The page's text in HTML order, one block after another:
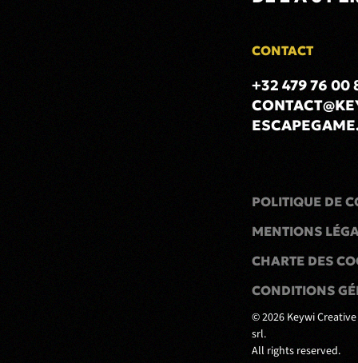
CONTACT
+32 479 76 00
POLITIQUE DE
MENTIONS
CHARTE DES
CONDITIONS
©2026 Keywi
srl.
All rights reserved.